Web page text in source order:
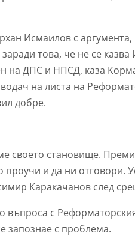
Исмаилов с аргумента,
това, че не се
на ДПС и НПСД, каза
на листа на
добре.
своето становище.
проучи и да ни отговори.
Каракачанов след
въпроса с
запознае с проблема.